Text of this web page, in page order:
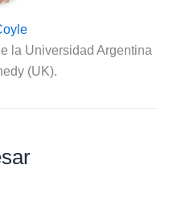
la Universidad Argentina
(UK).